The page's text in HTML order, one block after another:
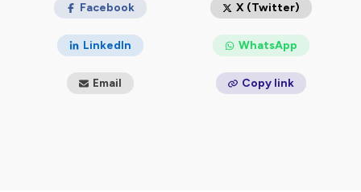
Facebook X (Twitter)
LinkedIn WhatsApp
Email Copy link